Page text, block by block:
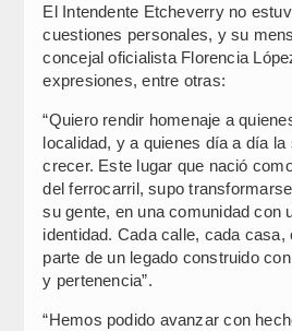
El Intendente Etcheverry no
cuestiones personales, y su
concejal oficialista Florencia
expresiones, entre otras:
“Quiero rendir homenaje a
localidad, y a quienes día a día
crecer. Este lugar que nació
del ferrocarril, supo
su gente, en una comunidad con
identidad. Cada calle, cada
parte de un legado construido
y pertenencia”.
“Hemos podido avanzar con